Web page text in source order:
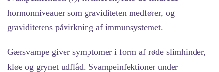
hormonniveauer som graviditeten medfører, og
graviditetens påvirkning af immunsystemet.
Gærsvampe giver symptomer i form af røde slimhinder,
kløe og grynet udflåd. Svampeinfektioner under